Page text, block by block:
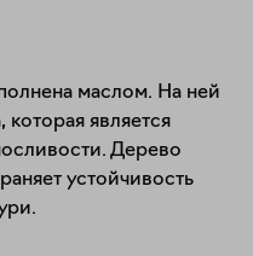
маслом. На ней
является
Дерево
устойчивость